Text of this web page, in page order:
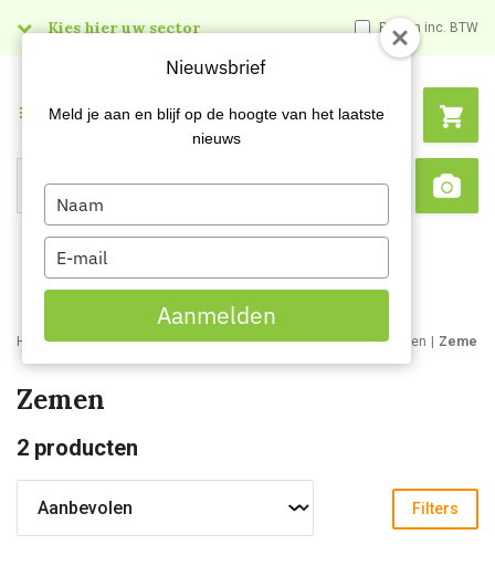
Kies hier uw sector Prijzen inc. BTW
Search
Menu
Home Webshop Schoonmaakartikelen Schoonmaakmaterialen Zemen
Zemen
2 producten
Filters
Nieuwsbrief
Meld je aan en blijf op de hoogte van het laatste
nieuws
Type
your
name
Type
your
email
Aanmelden